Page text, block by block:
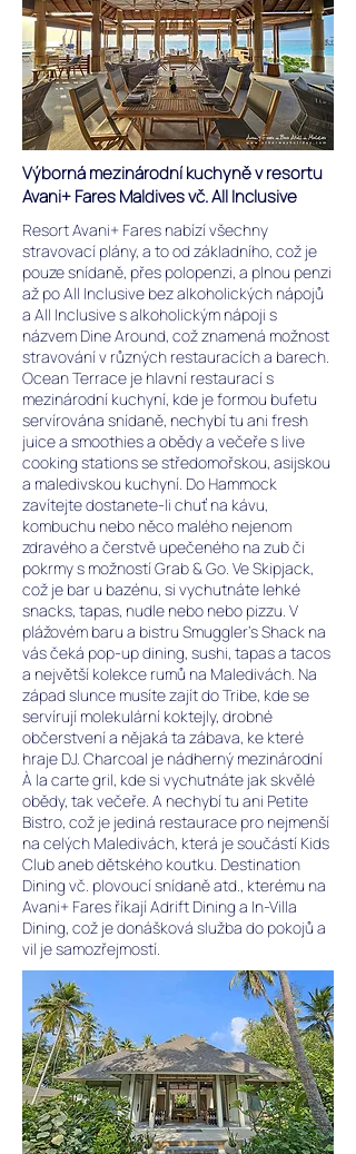
Výborná mezinárodní kuchyně v resortu
Avani+ Fares Maldives vč. All Inclusive
Resort Avani+ Fares nabízí všechny
stravovací plány, a to od základního, což je
pouze snídaně, přes polopenzi, a plnou penzi
až po All Inclusive bez alkoholických nápojů
a All Inclusive s alkoholickým nápoji s
názvem Dine Around, což znamená možnost
stravování v různých restauracích a barech.
Ocean Terrace je hlavní restaurací s
mezinárodní kuchyní, kde je formou bufetu
servírována snídaně, nechybí tu ani fresh
juice a smoothies a obědy a večeře s live
cooking stations se středomořskou, asijskou
a maledivskou kuchyní. Do Hammock
zavítejte dostanete-li chuť na kávu,
kombuchu nebo něco malého nejenom
zdravého a čerstvě upečeného na zub či
pokrmy s možností Grab & Go. Ve Skipjack,
což je bar u bazénu, si vychutnáte lehké
snacks, tapas, nudle nebo nebo pizzu. V
plážovém baru a bistru Smuggler’s Shack na
vás čeká pop-up dining, sushi, tapas a tacos
a největší kolekce rumů na Maledivách. Na
západ slunce musíte zajít do Tribe, kde se
servírují molekulární koktejly, drobné
občerstvení a nějaká ta zábava, ke které
hraje DJ. Charcoal je nádherný mezinárodní
À la carte gril, kde si vychutnáte jak skvělé
obědy, tak večeře. A nechybí tu ani Petite
Bistro, což je jediná restaurace pro nejmenší
na celých Maledivách, která je součástí Kids
Club aneb dětského koutku. Destination
Dining vč. plovoucí snídaně atd., kterému na
Avani+ Fares říkají Adrift Dining a In-Villa
Dining, což je donášková služba do pokojů a
vil je samozřejmostí.